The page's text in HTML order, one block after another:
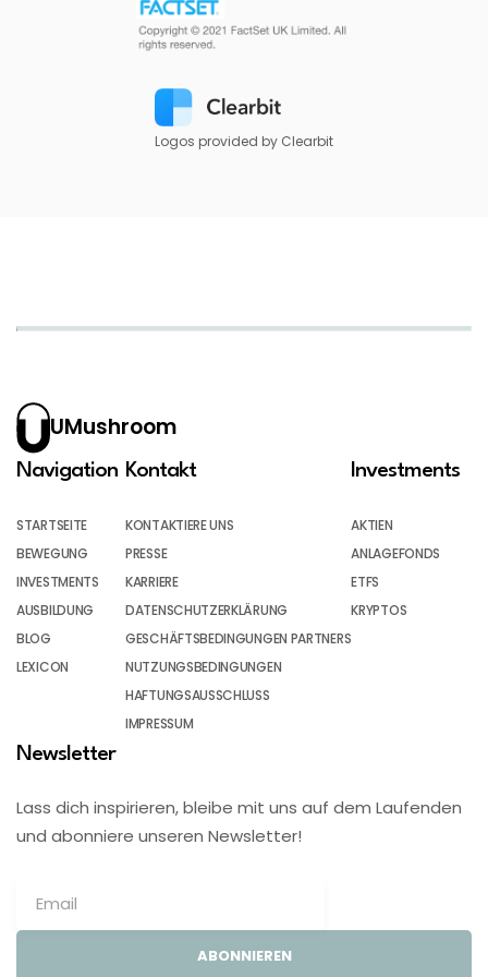
Logos provided by Clearbit
UMushroom
Navigation
STARTSEITE
BEWEGUNG
INVESTMENTS
AUSBILDUNG
BLOG
LEXICON
Kontakt
KONTAKTIERE UNS
PRESSE
KARRIERE
DATENSCHUTZERKLÄRUNG
GESCHÄFTSBEDINGUNGEN PARTNERS
NUTZUNGSBEDINGUNGEN
HAFTUNGSAUSSCHLUSS
IMPRESSUM
Investments
AKTIEN
ANLAGEFONDS
ETFS
KRYPTOS
Newsletter
Lass dich inspirieren, bleibe mit uns auf dem Laufenden
und abonniere unseren Newsletter!
ABONNIEREN